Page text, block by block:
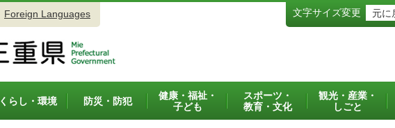
Foreign Languages 文字サイズ変更 元に
くらし・環境 防災・防犯
健康・福祉・
子ども
スポーツ・
教育・文化
観光・産業・
しごと